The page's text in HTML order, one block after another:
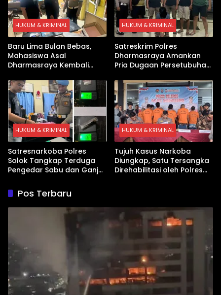
HUKUM & KRIMINAL
Baru Lima Bulan Bebas,
Mahasiswa Asal
Dharmasraya Kembali
HUKUM & KRIMINAL
Satreskrim Polres
Dharmasraya Amankan
Pria Dugaan Persetubuhan
HUKUM & KRIMINAL
Satresnarkoba Polres
Solok Tangkap Terduga
Pengedar Sabu dan Ganja
HUKUM & KRIMINAL
Tujuh Kasus Narkoba
Diungkap, Satu Tersangka
Direhabilitasi oleh Polres
Pos Terbaru